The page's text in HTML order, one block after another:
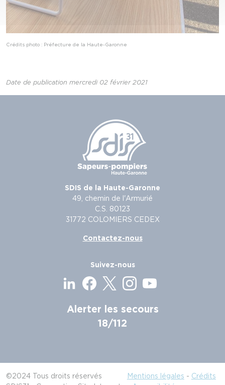
Crédits photo : Préfecture de la Haute-Garonne
Date de publication mercredi 02 février 2021
SDIS de la Haute-Garonne
49, chemin de l'Armurié
C.S. 80123
31772 COLOMIERS CEDEX
Contactez-nous
Suivez-nous
Alerter les secours
18/112
©2024 Tous droits réservés
Mentions légales - Crédits